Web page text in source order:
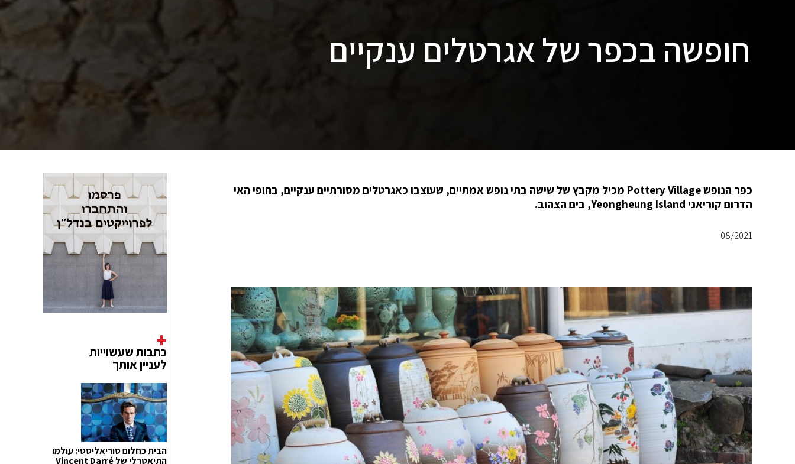
חופשה בכפר של אגרטלים ענקיים
כפר הנופש Pottery Village מכיל מקבץ של שישה בתי נופש אמתיים, שעוצבו כאגרטלים מסורתיים ענקיים, בחופי האי
הדרום קוריאני Yeongheung Island, בים הצהוב.
08/2021
כתבות שעשוייות
לעניין אותך
הבית כחלום סוריאליסטי: עולמו
התיאטרלי של Vincent Darré